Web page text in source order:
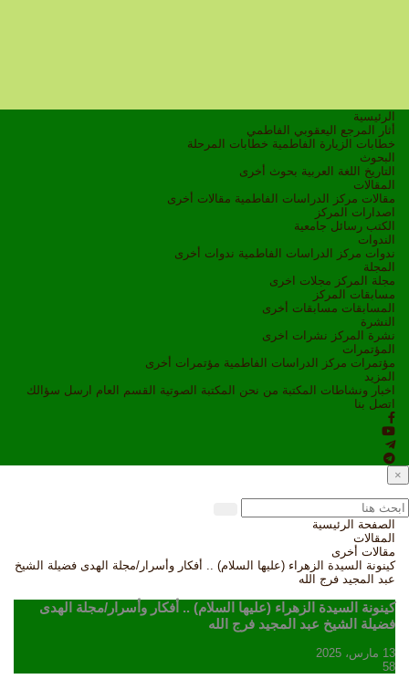
الرئيسية
أثار المرجع اليعقوبي الفاطمي
خطابات الزيارة الفاطمية خطابات المرحلة
البحوث
التاريخ
اللغة العربية بحوث أخرى
المقالات
مقالات مركز الدراسات الفاطمية مقالات أخرى
اصدارات المركز
الكتب رسائل جامعية
الندوات
ندوات مركز الدراسات الفاطمية ندوات أخرى
المجلة
مجلة المركز مجلات اخرى
مسابقات المركز
المسابقات مسابقات أخرى
النشرة
نشرة المركز نشرات اخرى
المؤتمرات
مؤتمرات مركز الدراسات الفاطمية مؤتمرات أخرى
المزيد
اخبار ونشاطات
المكتبة من نحن المكتبة الصوتية القسم العام ارسل سؤالك
اتصل بنا
×
الصفحة الرئيسية
المقالات
مقالات أخرى
كينونة السيدة الزهراء (عليها السلام) .. أفكار وأسرار/مجلة الهدى فضيلة الشيخ
عبد المجيد فرج الله
كينونة السيدة الزهراء (عليها السلام) .. أفكار وأسرار/مجلة الهدى
فضيلة الشيخ عبد المجيد فرج الله
13 مارس، 2025
58